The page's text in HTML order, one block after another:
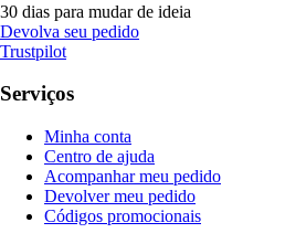
30 dias para mudar de ideia
Devolva seu pedido
Trustpilot
Serviços
Minha conta
Centro de ajuda
Acompanhar meu pedido
Devolver meu pedido
Códigos promocionais